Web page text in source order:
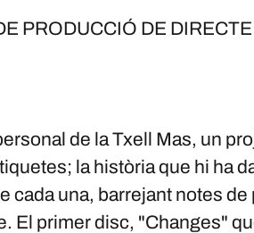
PRODUCCIÓ DE DIRECTE
de la Txell Mas, un
la història que hi ha
cada una, barrejant notes de
El primer disc, "Changes"